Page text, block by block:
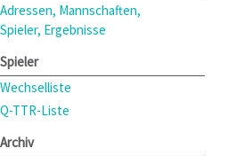
Adressen, Mannschaften,
Spieler, Ergebnisse
Spieler
Wechselliste
Q-TTR-Liste
Archiv